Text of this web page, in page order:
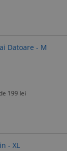
Datoare - M
199 lei
- XL